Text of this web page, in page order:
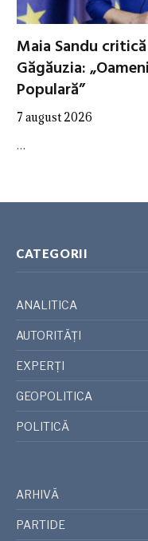
Maia Sandu
Găgăuzia:
Populară”
7 august 2026
…
CATEGORII
ANALITICA
AUTORITĂȚI
EXPERȚI
GEOPOLITICA
POLITICĂ
ARHIVĂ
PARTIDE